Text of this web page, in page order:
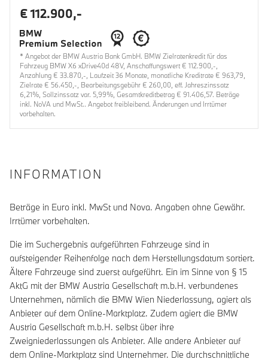
€ 112.900,-
* Angebot der BMW Austria Bank GmbH. BMW Zielratenkredit für das
Fahrzeug BMW X6 xDrive40d 48V, Anschaffungswert € 112.900,-,
Anzahlung € 33.870,-, Laufzeit 36 Monate, monatliche Kreditrate € 963,79,
Zielrate € 56.450,-, Bearbeitungsgebühr € 260,00, eff. Jahreszinssatz
6,21%, Sollzinssatz var. 5,99%, Gesamtkreditbetrag € 91.406,57. Beträge
inkl. NoVA und MwSt.. Angebot freibleibend. Änderungen und Irrtümer
vorbehalten.
INFORMATION
Beträge in Euro inkl. MwSt und Nova. Angaben ohne Gewähr.
Irrtümer vorbehalten.
Die im Suchergebnis aufgeführten Fahrzeuge sind in
aufsteigender Reihenfolge nach dem Herstellungsdatum sortiert.
Ältere Fahrzeuge sind zuerst aufgeführt. Ein im Sinne von § 15
AktG mit der BMW Austria Gesellschaft m.b.H. verbundenes
Unternehmen, nämlich die BMW Wien Niederlassung, agiert als
Anbieter auf dem Online-Marktplatz. Zudem agiert die BMW
Austria Gesellschaft m.b.H. selbst über ihre
Zweigniederlassungen als Anbieter. Alle andere Anbieter auf
dem Online-Marktplatz sind Unternehmer. Die durchschnittliche